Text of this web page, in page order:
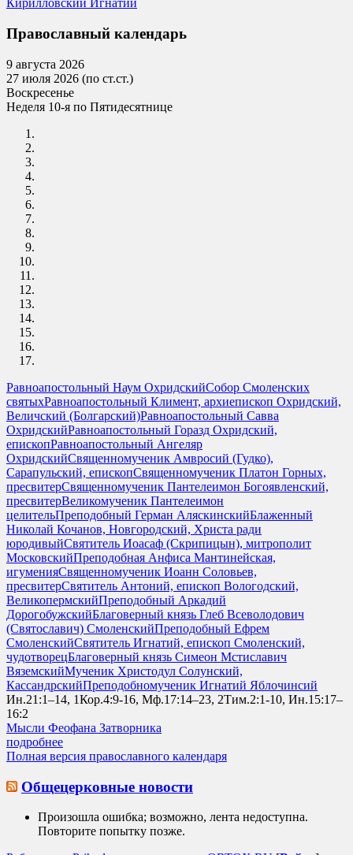
Кирилловский Игнатий
Православный календарь
9 августа 2026
27 июля 2026 (по ст.ст.)
Воскресенье
Неделя 10-я по Пятидесятнице
Равноапостольный Наум ОхридскийСобор Смоленских
святыхРавноапостольный Климент, архиепископ Охридский,
Величский (Болгарский)Равноапостольный Савва
ОхридскийРавноапостольный Горазд Охридский,
епископРавноапостольный Ангеляр
ОхридскийСвященномученик Амвросий (Гудко),
Сарапульский, епископСвященномученик Платон Горных,
пресвитерСвященномученик Пантелеимон Богоявленский,
пресвитерВеликомученик Пантелеимон
целительПреподобный Герман АляскинскийБлаженный
Николай Кочанов, Новгородский, Христа ради
юродивыйСвятитель Иоасаф (Скрипицын), митрополит
МосковскийПреподобная Анфиса Мантинейская,
игуменияСвященномученик Иоанн Соловьев,
пресвитерСвятитель Антоний, епископ Вологодский,
ВеликопермскийПреподобный Аркадий
ДорогобужскийБлаговерный князь Глеб Всеволодович
(Святославич) СмоленскийПреподобный Ефрем
СмоленскийСвятитель Игнатий, епископ Смоленский,
чудотворецБлаговерный князь Симеон Мстиславич
ВяземскийМученик Христодул Солунский,
КассандрскийПреподобномученик Игнатий Яблочинсий
Ин.21:1–14, 1Кор.4:9-16, Мф.17:14–23, 2Тим.2:1-10, Ин.15:17–
16:2
Мысли Феофана Затворника
подробнее
Полная версия православного календаря
Общецерковные новости
Произошла ошибка; возможно, лента недоступна.
Повторите попытку позже.